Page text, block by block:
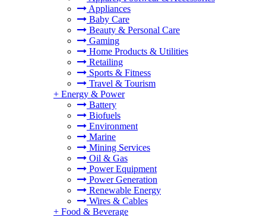
Appliances
Baby Care
Beauty & Personal Care
Gaming
Home Products & Utilities
Retailing
Sports & Fitness
Travel & Tourism
+ Energy & Power
Battery
Biofuels
Environment
Marine
Mining Services
Oil & Gas
Power Equipment
Power Generation
Renewable Energy
Wires & Cables
+ Food & Beverage